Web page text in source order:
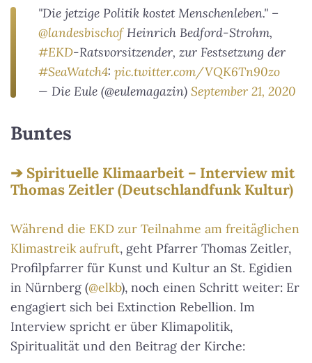
"Die jetzige Politik kostet Menschenleben." –
@landesbischofHeinrich Bedford-Strohm,
#EKD-Ratsvorsitzender, zur Festsetzung der
#SeaWatch4: pic.twitter.com/VQK6Tn90zo
— Die Eule (@eulemagazin) September 21, 2020
Buntes
Spirituelle Klimaarbeit – Interview mit
Thomas Zeitler (Deutschlandfunk Kultur)
Während die EKD zur Teilnahme am freitäglichen
Klimastreik aufruft, geht Pfarrer Thomas Zeitler,
Profilpfarrer für Kunst und Kultur an St. Egidien
in Nürnberg (@elkb), noch einen Schritt weiter: Er
engagiert sich bei Extinction Rebellion. Im
Interview spricht er über Klimapolitik,
Spiritualität und den Beitrag der Kirche: